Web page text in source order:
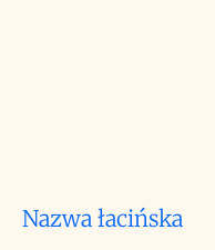
Nazwa łacińska